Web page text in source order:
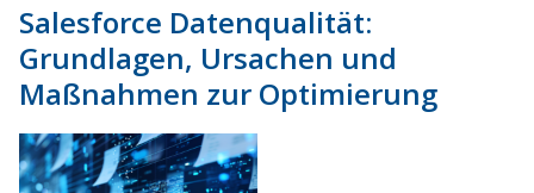
Salesforce Datenqualität:
Grundlagen, Ursachen und
Maßnahmen zur Optimierung